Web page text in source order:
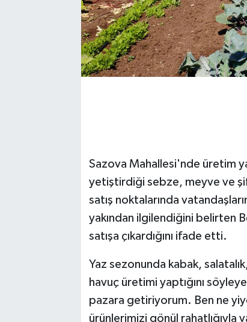
Sazova Mahallesi'nde üretim
yetiştirdiği sebze, meyve ve
satış noktalarında
yakından ilgilendiğini belirten
satışa çıkardığını ifade etti.
Yaz sezonunda kabak,
havuç üretimi yaptığını
pazara getiriyorum. Ben ne
ürünlerimizi gönül rahatlığıyla